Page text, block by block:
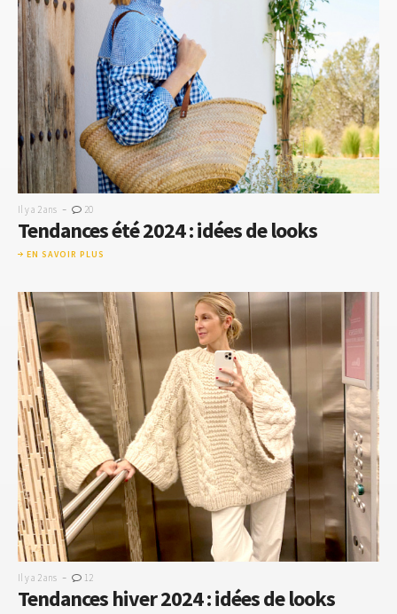
Il y a 2 ans - 20
Tendances été 2024 : idées de looks
EN SAVOIR PLUS
Il y a 2 ans - 12
Tendances hiver 2024 : idées de looks